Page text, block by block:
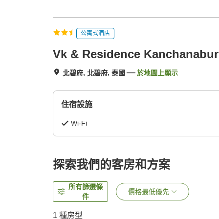
公寓式酒店
Vk & Residence
北碧府, 北碧府, 泰國 於地圖上顯示
住宿設施
Wi-Fi
探索我們的客房和方案
所有篩選條
件
價格最低優先
1 種房型